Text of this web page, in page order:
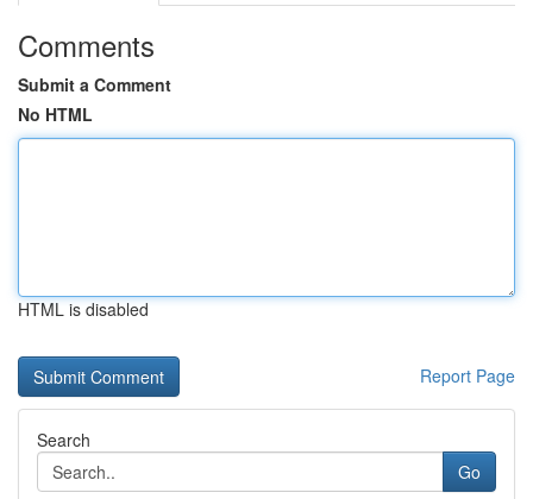
Comments
Submit a Comment
No HTML
HTML is disabled
Report Page
Search
Go